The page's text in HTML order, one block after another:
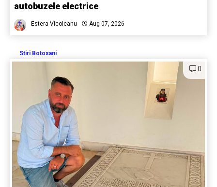
autobuzele electrice
Estera Vicoleanu Aug 07, 2026
Stiri Botosani
0